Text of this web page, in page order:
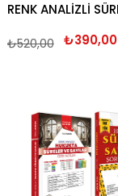
₺390,00
₺520,00